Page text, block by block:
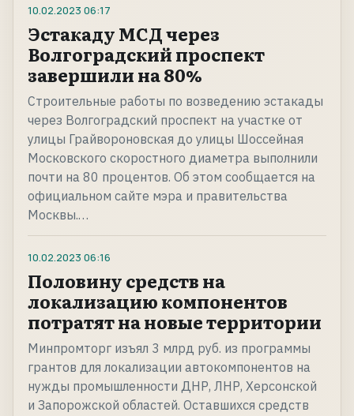
10.02.2023 06:17
Эстакаду МСД через
Волгоградский проспект
завершили на 80%
Строительные работы по возведению эстакады
через Волгоградский проспект на участке от
улицы Грайвороновская до улицы Шоссейная
Московского скоростного диаметра выполнили
почти на 80 процентов. Об этом сообщается на
официальном сайте мэра и правительства
Москвы.…
10.02.2023 06:16
Половину средств на
локализацию компонентов
потратят на новые территории
Минпромторг изъял 3 млрд руб. из программы
грантов для локализации автокомпонентов на
нужды промышленности ДНР, ЛНР, Херсонской
и Запорожской областей. Оставшихся средств